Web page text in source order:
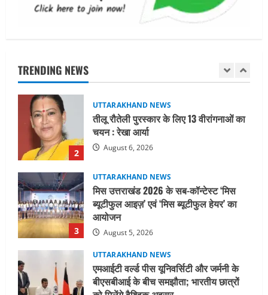
TRENDING NEWS
August 6, 2026
2
3
मिस उत्तराखंड 2026 के सब-कॉन्टेस्ट ‘मिस
ब्यूटीफुल आइज़’ एवं ‘मिस ब्यूटीफुल हेयर’ का
आयोजन
August 5, 2026
4
UTTARAKHAND NEWS
एमआईटी वर्ल्ड पीस यूनिवर्सिटी और जर्मनी के
बीएसबीआई के बीच समझौता; भारतीय छात्रों
को मिलेंगे वैश्विक अवसर
August 5, 2026
STATES NEWS
महाराज की राजस्थान के मुख्यमंत्री से
शिष्टाचार भेंट पर्यटन और सांस्कृतिक